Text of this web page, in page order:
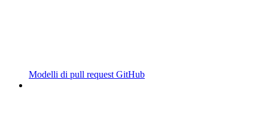
Modelli di pull request GitHub